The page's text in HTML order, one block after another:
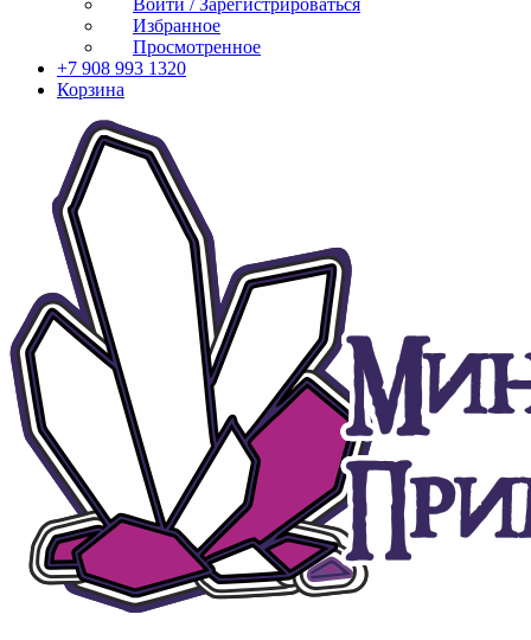
Войти / Зарегистрироваться
Избранное
Просмотренное
+7 908 993 1320
Корзина